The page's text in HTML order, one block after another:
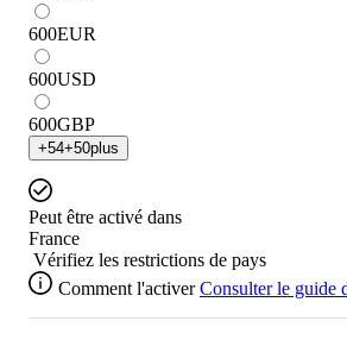
600EUR
600USD
600GBP
+54+50plus
Peut être activé dans
France
Vérifiez les restrictions de pays
Comment l'activer Consulter le guide